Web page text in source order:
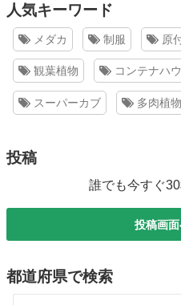
人気キーワード
メダカ 制服 原
観葉植物 コンテナハ
スーパーカブ 多肉植物
投稿
誰でも今すぐ
投稿画
都道府県で検索